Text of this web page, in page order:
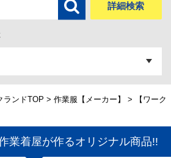
詳細検索
ランドTOP > 作業服【メーカー】
> 【ワーク
業着屋が作るオリジナル商品!!